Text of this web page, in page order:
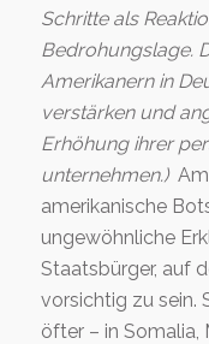
Schritte als
Bedrohungslage.
Amerikanern in
verstärken und
Erhöhung ihrer
unternehmen.)Am
amerikanische
ungewöhnliche
Staatsbürger, auf
vorsichtig zu sein.
öfter – in Somalia,